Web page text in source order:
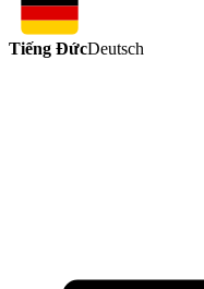
Tiếng ĐứcDeutsch